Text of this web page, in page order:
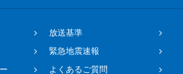
放送基準
緊急地震速報
よくあるご質問